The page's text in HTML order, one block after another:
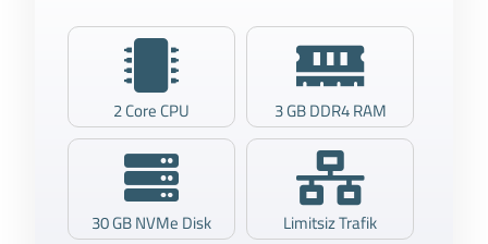
2 Core CPU 3 GB DDR4 RAM
30 GB NVMe Disk Limitsiz Trafik